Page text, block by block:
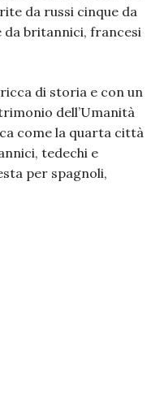
da russi cinque da
da britannici, francesi
di storia e con un
dell’Umanità
come la quarta città
tedechi e
per spagnoli,